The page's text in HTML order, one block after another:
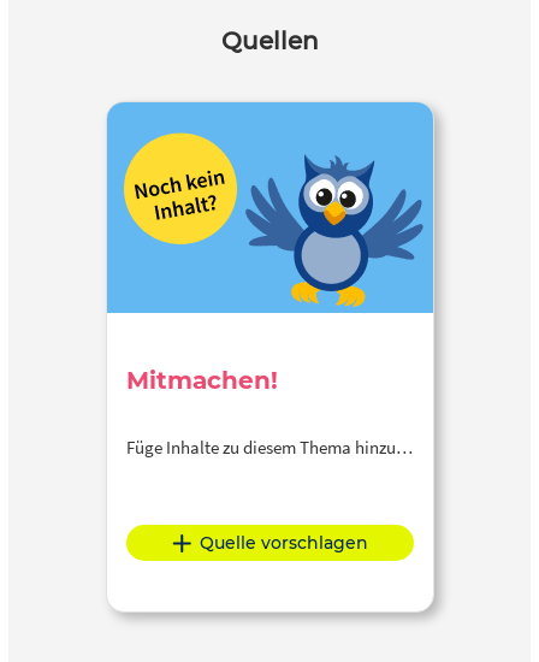
Quellen
Mitmachen!
Füge Inhalte zu diesem Thema hinzu…
Quelle vorschlagen